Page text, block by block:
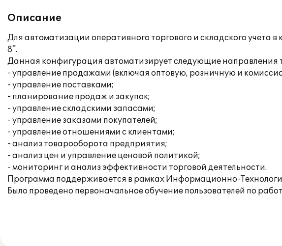
Описание
Для автоматизации оперативного торгового и складского
8".
Данная конфигурация автоматизирует следующие направления
- управление продажами (включая оптовую, розничную и
- управление поставками;
- планирование продаж и закупок;
- управление складскими запасами;
- управление заказами покупателей;
- управление отношениями с клиентами;
- анализ товарооборота предприятия;
- анализ цен и управление ценовой политикой;
- мониторинг и анализ эффективности торговой деятельности.
Программа поддерживается в рамках Информационно-
Было проведено первоначальное обучение пользователей по